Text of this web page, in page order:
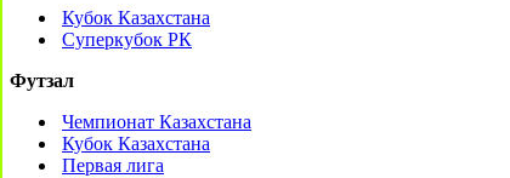
Кубок Казахстана
Суперкубок РК
Футзал
Чемпионат Казахстана
Кубок Казахстана
Первая лига